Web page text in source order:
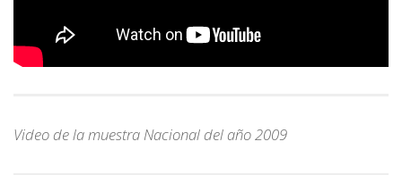
Video de la muestra Nacional del año 2009